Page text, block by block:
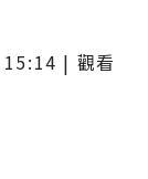
| 觀看